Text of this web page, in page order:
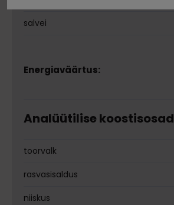
salvei
Energiaväärtus:
Analüütilise koostisosad
toorvalk
rasvasisaldus
niiskus